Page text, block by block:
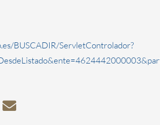
BUSCADIR/ServletControlador?